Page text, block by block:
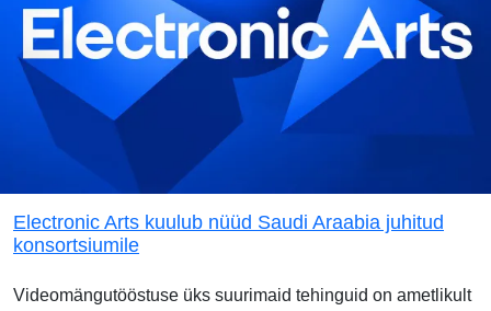
Electronic Arts kuulub nüüd Saudi Araabia juhitud
konsortsiumile
Videomängutööstuse üks suurimaid tehinguid on ametlikult